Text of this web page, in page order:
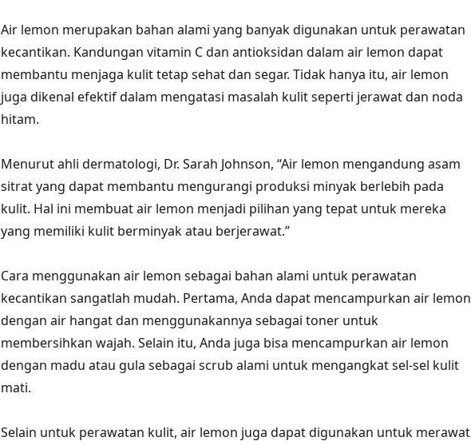
Air lemon merupakan bahan alami yang banyak digunakan untuk perawatan
kecantikan. Kandungan vitamin C dan antioksidan dalam air lemon dapat
membantu menjaga kulit tetap sehat dan segar. Tidak hanya itu, air lemon
juga dikenal efektif dalam mengatasi masalah kulit seperti jerawat dan noda
hitam.
Menurut ahli dermatologi, Dr. Sarah Johnson, “Air lemon mengandung asam
sitrat yang dapat membantu mengurangi produksi minyak berlebih pada
kulit. Hal ini membuat air lemon menjadi pilihan yang tepat untuk mereka
yang memiliki kulit berminyak atau berjerawat.”
Cara menggunakan air lemon sebagai bahan alami untuk perawatan
kecantikan sangatlah mudah. Pertama, Anda dapat mencampurkan air lemon
dengan air hangat dan menggunakannya sebagai toner untuk
membersihkan wajah. Selain itu, Anda juga bisa mencampurkan air lemon
dengan madu atau gula sebagai scrub alami untuk mengangkat sel-sel kulit
mati.
Selain untuk perawatan kulit, air lemon juga dapat digunakan untuk merawat